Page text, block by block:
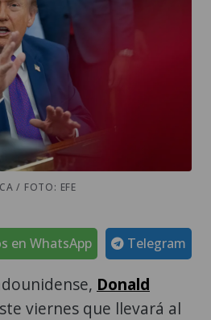
/ FOTO: EFE
Telegram
en WhatsApp
Donald
viernes que llevará al